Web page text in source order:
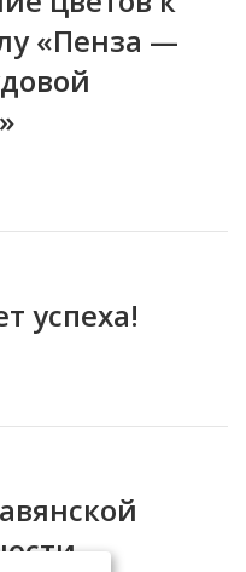
«Пенза —
успеха!